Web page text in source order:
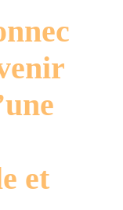
et